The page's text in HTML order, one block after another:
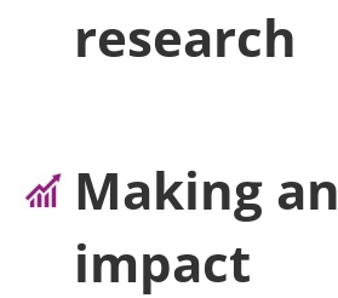
research
Making an
impact